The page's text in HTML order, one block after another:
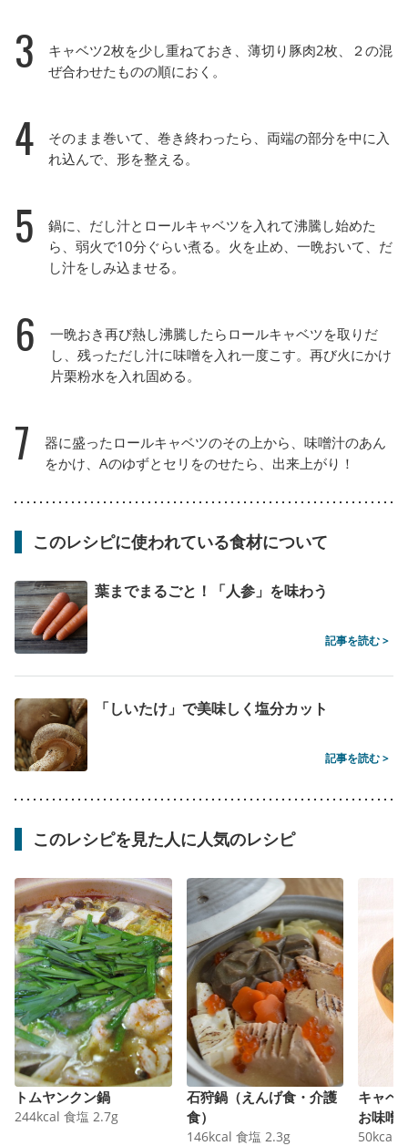
3
キャベツ2枚を少し重ねておき、薄切り豚肉2枚、２の混
ぜ合わせたものの順におく。
4
そのまま巻いて、巻き終わったら、両端の部分を中に入
れ込んで、形を整える。
5
鍋に、だし汁とロールキャベツを入れて沸騰し始めた
ら、弱火で10分ぐらい煮る。火を止め、一晩おいて、だ
し汁をしみ込ませる。
6
一晩おき再び熱し沸騰したらロールキャベツを取りだ
し、残っただし汁に味噌を入れ一度こす。再び火にかけ
片栗粉水を入れ固める。
7
器に盛ったロールキャベツのその上から、味噌汁のあん
をかけ、Aのゆずとセリをのせたら、出来上がり！
このレシピに使われている食材について
葉までまるごと！「人参」を味わう
記事を読む >
「しいたけ」で美味しく塩分カット
記事を読む >
このレシピを見た人に人気のレシピ
トムヤンクン鍋
244kcal 食塩 2.7g
石狩鍋（えんげ食・介護
食）
146kcal 食塩 2.3g
キャベ
お味噌
50kcal